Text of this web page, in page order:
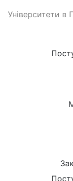
Університети в